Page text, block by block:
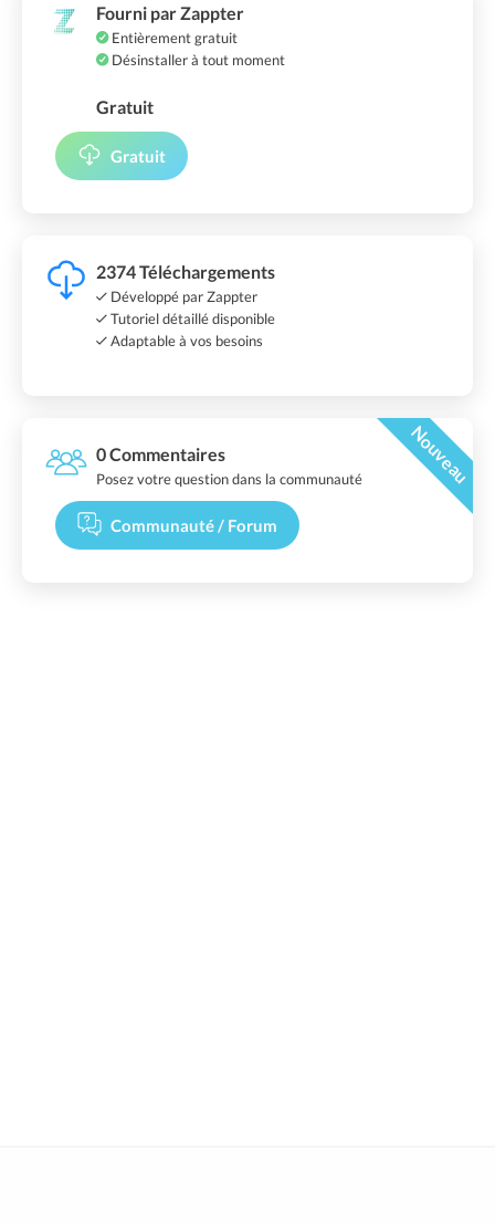
Fourni par Zappter
Entièrement gratuit
Désinstaller à tout moment
Gratuit
Gratuit
2374 Téléchargements
Développé par Zappter
Tutoriel détaillé disponible
Adaptable à vos besoins
0 Commentaires Nouveau
Posez votre question dans la communauté
Communauté / Forum